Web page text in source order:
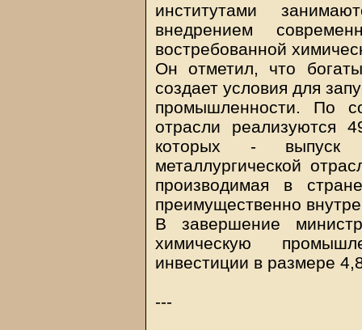
институтами
внедрением
востребованной
Он отметил, что
создает условия для
промышленности. По
отрасли реализуются
которых - выпуск
металлургической
производимая в
преимущественно
В завершение
химическую
инвестиции в размере
---